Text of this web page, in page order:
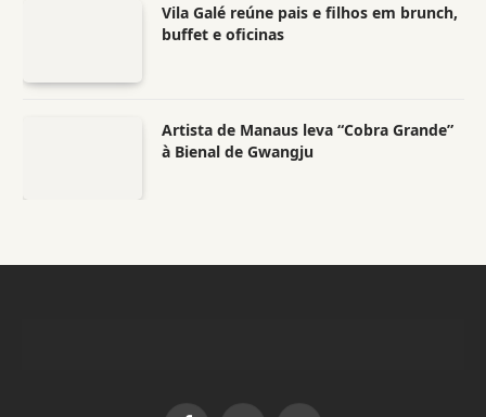
Vila Galé reúne pais e filhos em brunch,
buffet e oficinas
Artista de Manaus leva “Cobra Grande”
à Bienal de Gwangju